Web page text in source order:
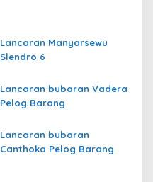
Lancaran Manyarsewu
Slendro 6
Lancaran bubaran Vadera
Pelog Barang
Lancaran bubaran
Canthoka Pelog Barang